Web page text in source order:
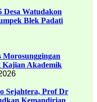
Desa Watudakon
Blek Padati
Morosunggingan
Kajian Akademik
Sejahtera, Prof Dr
Kemandirian